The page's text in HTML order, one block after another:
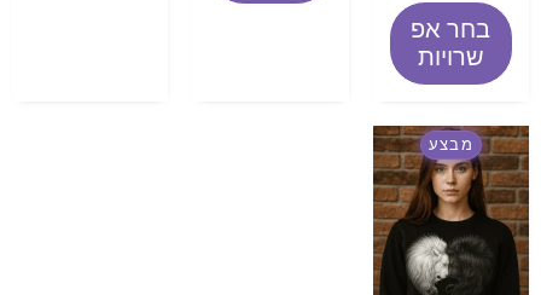
בחר אפ
שרויות
מבצע